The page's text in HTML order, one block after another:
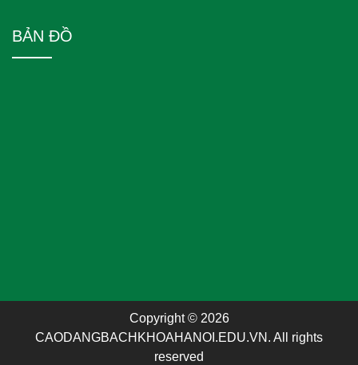
BẢN ĐỒ
Copyright © 2026
CAODANGBACHKHOAHANOI.EDU.VN. All rights
reserved